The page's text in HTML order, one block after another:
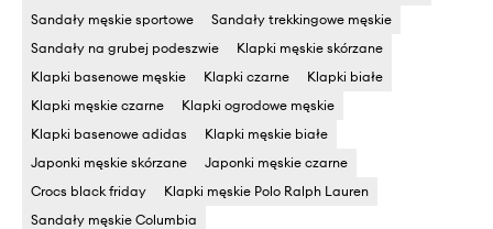
Sandały męskie sportowe
Sandały trekkingowe męskie
Sandały na grubej podeszwie
Klapki męskie skórzane
Klapki basenowe męskie
Klapki czarne
Klapki białe
Klapki męskie czarne
Klapki ogrodowe męskie
Klapki basenowe adidas
Klapki męskie białe
Japonki męskie skórzane
Japonki męskie czarne
Crocs black friday
Klapki męskie Polo Ralph Lauren
Sandały męskie Columbia